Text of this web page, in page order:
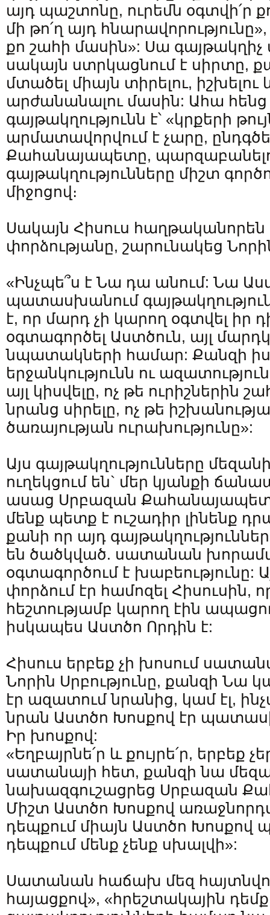
այդ պաշտոնը, ուրեմն օգտվի՛ր
մի թո՛ղ այդ
քո շահի մասին»: Սա
սակայն ստրկացնում է սիրտը,
մտածել միայն տիրելու,
արժանանալու մասին: Ահա հենց
գայթակղությունն է՝ «կրքերի
արմատավորվում է չարը,
Քահանայապետը,
գայթակղությունները միշտ
միջոցով։
Սակայն Հիսուս հաղթականորեն
փորձությանը, շարունակեց
«Ինչպե՞ս է Նա դա անում: Նա
պատասխանում
է, որ մարդ չի կարող օգտվել իր
օգտագործել Աստծուն, այլ
նպատակների համար: Քանզի
երջանկությունն ու
այլ կիսվելը, ոչ թե ուրիշներին
նրանց սիրելը, ոչ թե
ծառայության ուրախությունը»:
Այս գայթակղությունները
ուղեկցում են` մեր կյանքի
ասաց Սրբազան
մենք պետք է ուշադիր լինենք
քանի որ այդ
են ծածկված. սատանան
օգտագործում է խաբեությունը:
փորձում էր համոզել Հիսուսին,
հեշտությամբ կարող էին
իսկապես Աստծո Որդին է:
Հիսուս երբեք չի խոսում
Նորին Սրբությունը, քանզի Նա
էր ազատում նրանից, կամ էլ,
նրան Աստծո Խոսքով էր
Իր խոսքով:
«Եղբայրնե՛ր և քույրե՛ր, երբեք
սատանայի հետ, քանզի նա
նախազգուշացրեց Սրբազան
Միշտ Աստծո Խոսքով
դեպքում միայն Աստծո
դեպքում մենք չենք սխալվի»:
Սատանան հաճախ մեզ
հայացքով», «հրեշտակային